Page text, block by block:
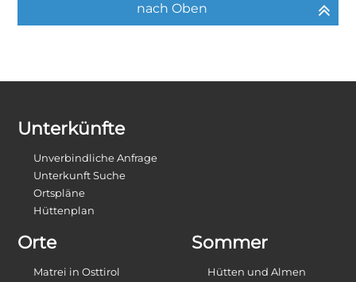
nach Oben
Unterkünfte
Unverbindliche Anfrage
Unterkunft Suche
Ortspläne
Hüttenplan
Orte
Matrei in Osttirol
Sommer
Hütten und Almen